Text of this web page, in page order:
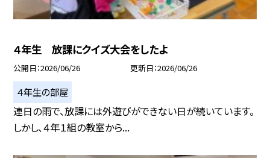
４年生 放課にクイズ大会をしたよ
公開日 2026/06/26 更新日 2026/06/26
４年生の部屋
連日の雨で、放課には外遊びができない日が続いています。
しかし、４年１組の教室から...